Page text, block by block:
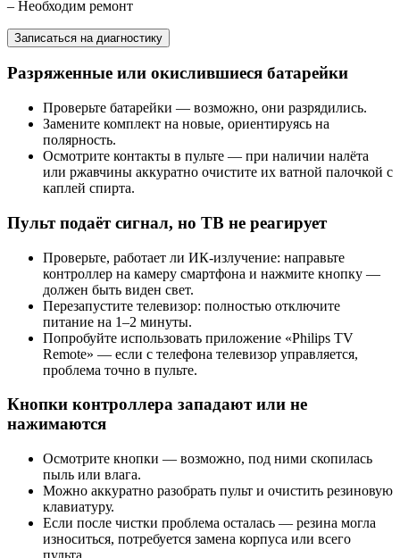
– Необходим ремонт
Записаться на диагностику
Разряженные или окислившиеся батарейки
Проверьте батарейки — возможно, они разрядились.
Замените комплект на новые, ориентируясь на
полярность.
Осмотрите контакты в пульте — при наличии налёта
или ржавчины аккуратно очистите их ватной палочкой с
каплей спирта.
Пульт подаёт сигнал, но ТВ не реагирует
Проверьте, работает ли ИК-излучение: направьте
контроллер на камеру смартфона и нажмите кнопку —
должен быть виден свет.
Перезапустите телевизор: полностью отключите
питание на 1–2 минуты.
Попробуйте использовать приложение «Philips TV
Remote» — если с телефона телевизор управляется,
проблема точно в пульте.
Кнопки контроллера западают или не
нажимаются
Осмотрите кнопки — возможно, под ними скопилась
пыль или влага.
Можно аккуратно разобрать пульт и очистить резиновую
клавиатуру.
Если после чистки проблема осталась — резина могла
износиться, потребуется замена корпуса или всего
пульта.